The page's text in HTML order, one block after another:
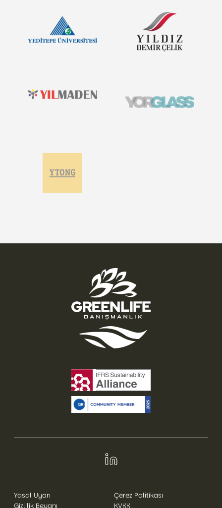
Yasal Uyarı
Gizlilik Beyanı
Çerez Politikası
KVKK